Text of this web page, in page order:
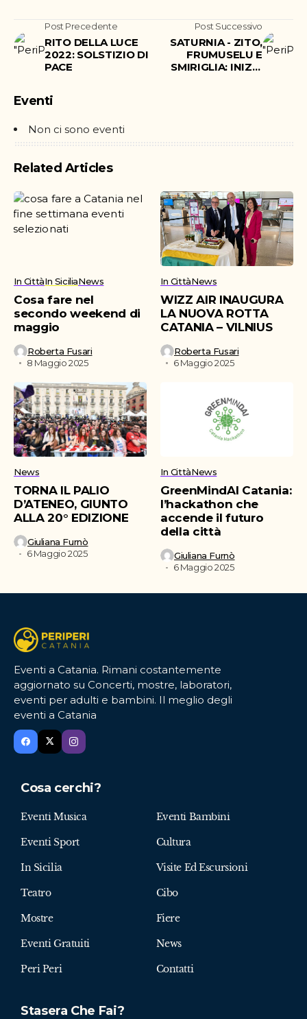
Post Precedente
RITO DELLA LUCE
2022: SOLSTIZIO DI
PACE
Post Successivo
SATURNIA - ZITO,
FRUMUSELU E
SMIRIGLIA: INIZIA
Eventi
Non ci sono eventi
Related Articles
In CittàIn SiciliaNews
Cosa fare nel
secondo weekend di
maggio
Roberta Fusari
8 Maggio 2025
In CittàNews
WIZZ AIR INAUGURA
LA NUOVA ROTTA
CATANIA – VILNIUS
Roberta Fusari
6 Maggio 2025
News
TORNA IL PALIO
D’ATENEO, GIUNTO
ALLA 20° EDIZIONE
Giuliana Furnò
6 Maggio 2025
In CittàNews
GreenMindAI Catania:
l’hackathon che
accende il futuro
della città
Giuliana Furnò
6 Maggio 2025
Eventi a Catania. Rimani costantemente
aggiornato su Concerti, mostre, laboratori,
eventi per adulti e bambini. Il meglio degli
eventi a Catania
Cosa cerchi?
Eventi Musica Eventi Bambini
Eventi Sport Cultura
In Sicilia Visite Ed Escursioni
Teatro Cibo
Mostre Fiere
Eventi Gratuiti News
Peri Peri Contatti
Stasera Che Fai?